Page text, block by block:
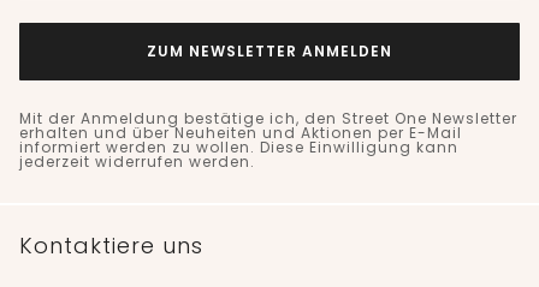
ZUM NEWSLETTER ANMELDEN
Mit der Anmeldung bestätige ich, den Street One Newsletter
erhalten und über Neuheiten und Aktionen per E-Mail
informiert werden zu wollen. Diese Einwilligung kann
jederzeit widerrufen werden.
Kontaktiere uns